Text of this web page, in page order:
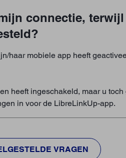
connectie,
haar mobiele app heeft
heeft ingeschakeld, maar u
in voor de LibreLinkUp-app.
VRAGEN